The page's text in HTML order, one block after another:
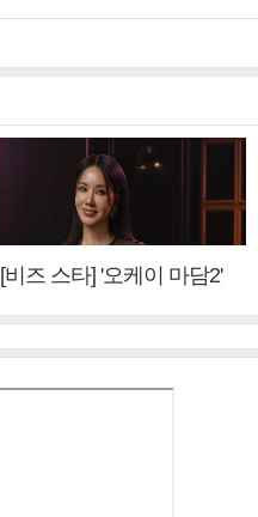
[비즈 스타] '오케이 마담2'